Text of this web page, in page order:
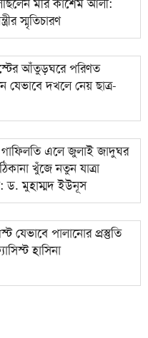
মীর কাশেম আলী:
স্মৃতিচারণ
আঁতুড়ঘরে পরিণত
যেভাবে দখলে নেয় ছাত্র-
গাফিলতি এলে জুলাই জাদুঘর
খুঁজে নতুন যাত্রা
ড. মুহাম্মদ ইউনূস
যেভাবে পালানোর প্রস্তুতি
হাসিনা